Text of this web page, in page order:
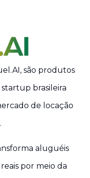
são produtos
startup brasileira
de locação
.
aluguéis
por meio da